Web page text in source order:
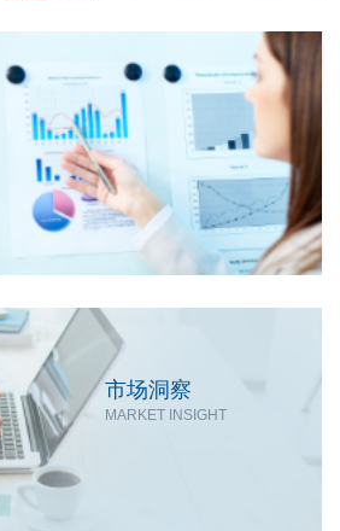
市场洞察
MARKET INSIGHT